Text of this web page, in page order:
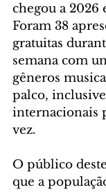
chegou a 2026
Foram 38
gratuitas
semana com
gêneros
palco,
internacionais
vez.
O público
que a